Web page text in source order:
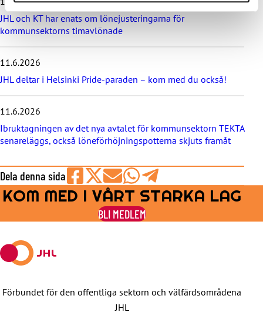
y
h
e
t
e
n
a
JHL och KT har enats om lönejusteringarna för
kommunsektorns timavlönade
11.6.2026
JHL deltar i Helsinki Pride-paraden – kom med du också!
11.6.2026
Ibruktagningen av det nya avtalet för kommunsektorn TEKTA
senareläggs, också löneförhöjningspotterna skjuts framåt
Dela denna sida
Share
on
Facebook
Share
on
Share
by
E-
Share
on
WhatsApp
Share
on
Telegram
KOM MED I VÅRT STARKA LAG
BLI MEDLEM
Förbundet för den offentliga sektorn och välfärdsområdena
JHL